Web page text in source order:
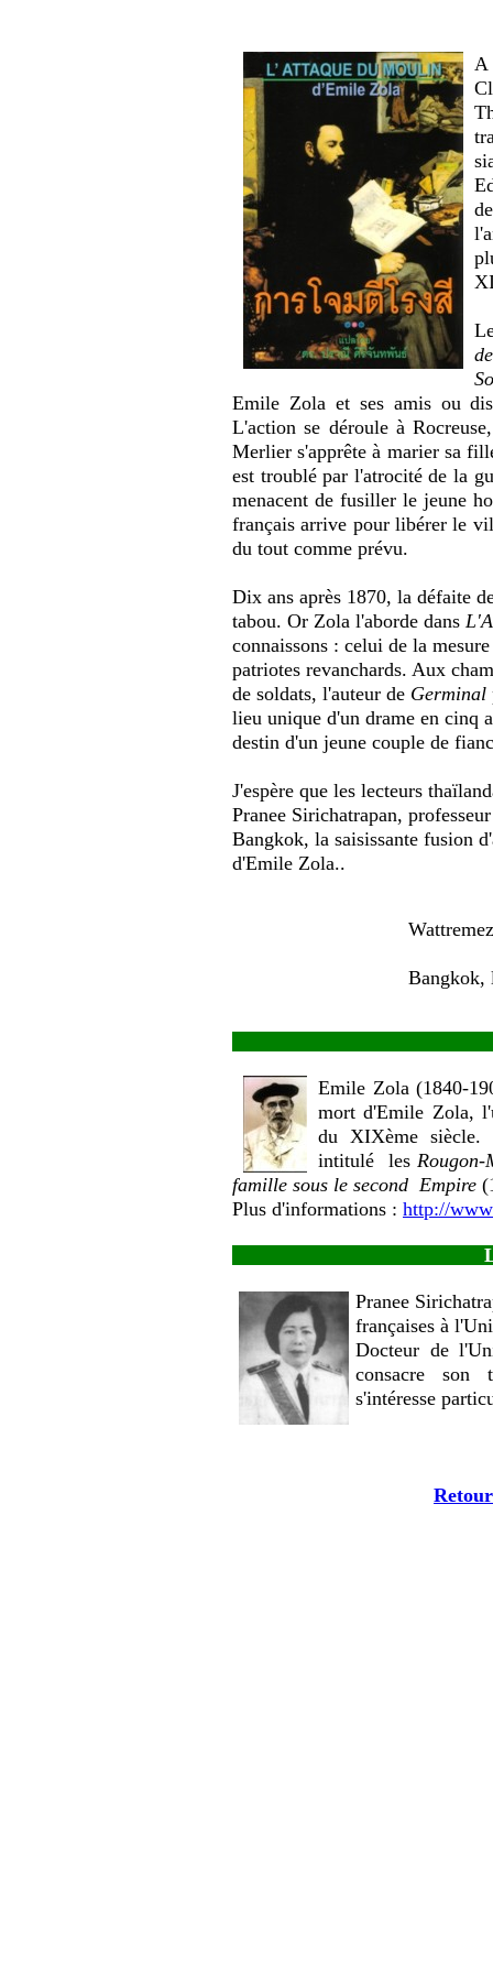
A
Emile Zola et ses amis ou
L'action se déroule à
Merlier s'apprête à marier sa
est troublé par l'atrocité de la
menacent de fusiller le jeune
français arrive pour libérer le
du tout comme prévu.
Dix ans après 1870, la défaite
tabou. Or Zola l'aborde dans
connaissons : celui de la
patriotes revanchards. Aux
de soldats, l'auteur de Germinal
lieu unique d'un drame en cinq
destin d'un jeune couple de
J'espère que les lecteurs
Pranee Sirichatrapan,
Bangkok, la saisissante fusion
d'Emile Zola..
Wattremez
Bangkok,
Emile Zola (1840-
mort d'Emile Zola,
du XIXème siècle.
intitulé les
famille sous le second Empire
Plus d'informations : http://
Pranee
françaises à
Docteur de
consacre son
s'intéresse